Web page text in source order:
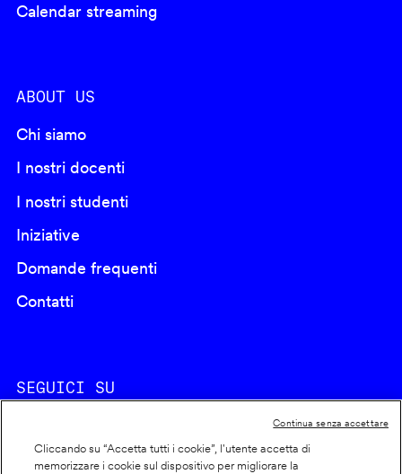
Calendar streaming
ABOUT US
Chi siamo
I nostri docenti
I nostri studenti
Iniziative
Domande frequenti
Contatti
SEGUICI SU
Cliccando su “Accetta tutti i cookie”, l'utente accetta di
memorizzare i cookie sul dispositivo per migliorare la
Continua senza accettare